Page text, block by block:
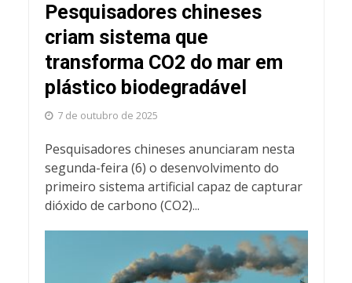
Pesquisadores chineses
criam sistema que
transforma CO2 do mar em
plástico biodegradável
7 de outubro de 2025
Pesquisadores chineses anunciaram nesta
segunda-feira (6) o desenvolvimento do
primeiro sistema artificial capaz de capturar
dióxido de carbono (CO2)...